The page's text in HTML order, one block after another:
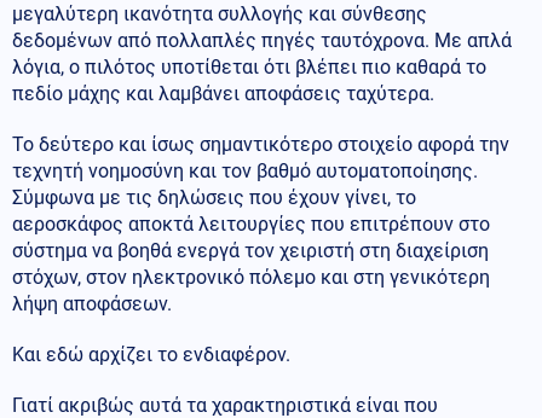
μεγαλύτερη ικανότητα συλλογής και σύνθεσης
δεδομένων από πολλαπλές πηγές ταυτόχρονα. Με απλά
λόγια, ο πιλότος υποτίθεται ότι βλέπει πιο καθαρά το
πεδίο μάχης και λαμβάνει αποφάσεις ταχύτερα.
Το δεύτερο και ίσως σημαντικότερο στοιχείο αφορά την
τεχνητή νοημοσύνη και τον βαθμό αυτοματοποίησης.
Σύμφωνα με τις δηλώσεις που έχουν γίνει, το
αεροσκάφος αποκτά λειτουργίες που επιτρέπουν στο
σύστημα να βοηθά ενεργά τον χειριστή στη διαχείριση
στόχων, στον ηλεκτρονικό πόλεμο και στη γενικότερη
λήψη αποφάσεων.
Και εδώ αρχίζει το ενδιαφέρον.
Γιατί ακριβώς αυτά τα χαρακτηριστικά είναι που